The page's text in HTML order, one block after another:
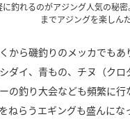
釣れるのがアジング人気の秘
までアジングを楽しん
から磯釣りのメッカでも
ダイ、青もの、チヌ（ク
の釣り大会なども頻繁に
ねらうエギングも盛んに